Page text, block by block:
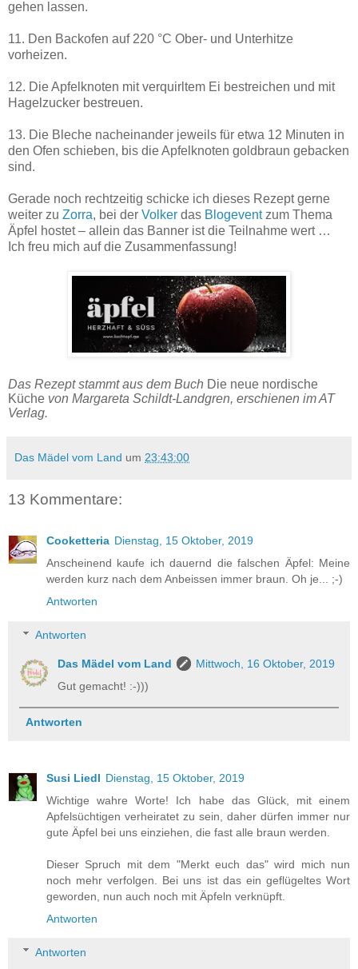
gehen lassen.
11. Den Backofen auf 220 °C Ober- und Unterhitze
vorheizen.
12. Die Apfelknoten mit verquirltem Ei bestreichen und mit
Hagelzucker bestreuen.
13. Die Bleche nacheinander jeweils für etwa 12 Minuten in
den Ofen schieben, bis die Apfelknoten goldbraun gebacken
sind.
Gerade noch rechtzeitig schicke ich dieses Rezept gerne
weiter zu Zorra, bei der Volker das Blogeventzum Thema
Äpfel hostet – allein das Banner ist die Teilnahme wert …
Ich freu mich auf die Zusammenfassung!
Das Rezept stammt aus dem Buch Die neue nordische
Küche von Margareta Schildt-Landgren, erschienen im AT
Verlag.
Das Mädel vom Land um 23:43:00
13 Kommentare:
Cooketteria Dienstag, 15 Oktober, 2019
Anscheinend kaufe ich dauernd die falschen Äpfel: Meine
werden kurz nach dem Anbeissen immer braun. Oh je... ;-)
Antworten
Antworten
Das Mädel vom Land
Mittwoch, 16 Oktober, 2019
Gut gemacht! :-)))
Antworten
Susi Liedl Dienstag, 15 Oktober, 2019
Wichtige wahre Worte! Ich habe das Glück, mit einem
Apfelsüchtigen verheiratet zu sein, daher dürfen immer nur
gute Äpfel bei uns einziehen, die fast alle braun werden.
Dieser Spruch mit dem "Merkt euch das" wird mich nun
noch mehr verfolgen. Bei uns ist das ein geflügeltes Wort
geworden, nun auch noch mit Äpfeln verknüpft.
Antworten
Antworten